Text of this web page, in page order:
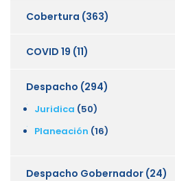
Cobertura (363)
COVID 19 (11)
Despacho (294)
Juridica (50)
Planeación (16)
Despacho Gobernador (24)